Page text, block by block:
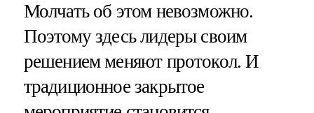
Молчать об этом невозможно.
Поэтому здесь лидеры своим
решением меняют протокол. И
традиционное закрытое